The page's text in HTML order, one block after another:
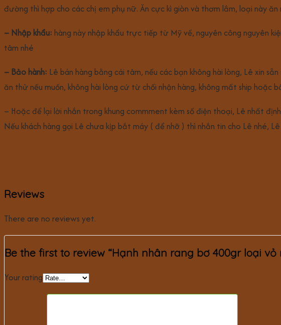
đường thì hợp cho các chị em phụ nữ. Ăn cực kì giòn và thơm lắm, loại này ăn
– Nhập khẩu: hàng này nhập khẩu trực tiếp từ Mỹ về, nguyên công nguyên
tâm nhé
– Bảo hành: Lê bán hàng bằng cái tâm, nếu các bạn không hài lòng, Lê xin
ăn thử nếu muốn, không hài lòng cứ từ chối nhận hàng, không mất ship hoặc
– Hoặc để lại lời nhắn trong khung commment kèm số điện thoại, Lê nhất
Nếu khách hàng gọi Lê chưa kịp bắt máy ( để nhỡ ) thì nhắn tin cho Lê nhé,
Reviews
There are no reviews yet.
Be the first to review “Hạnh nhân rang bơ 400gr loại vỏ
Your rating